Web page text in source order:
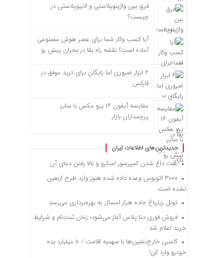
فرق بین واژینوپلاستی و لابیوپلاستی در
چیست؟
آیا کسب وکار شما برای عصر هوش مصنوعی
آماده است؟ نقشه راه بقا در بحران پیش رو
۶ ابزار ضروری اما رایگان برای ترید موفق در
فارکس
مقایسه آیفون ۱۶ پرو مکس با سایر
پرچمداران بازار
جدیدترین‌های اطلاعات ایران
علت داغ شدن کمپرسور اسکرو و بالا رفتن دمای آن
۳۰۰۰ اتوبوس وعده داده شده هنوز وارد طرح اربعین
نشده است
تونل زیارباغ جاده هراز امسال به بهره‌برداری می‌رسد
فروش فوری دنا پلاس آغاز می‌شود؛ زمان ثبت‌نام و شرایط
خرید اعلام شد
کاسبی خارج‌نشین‌ها با سهمیه اقامت / ۸ میلیارد بده
خودرو وارد کن!